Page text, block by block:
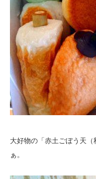
大好物の「赤土ごぼう天
ぁ。